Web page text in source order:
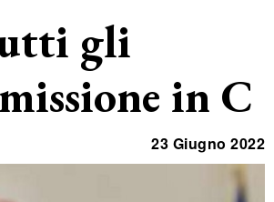
gli
in C
23 Giugno 2022